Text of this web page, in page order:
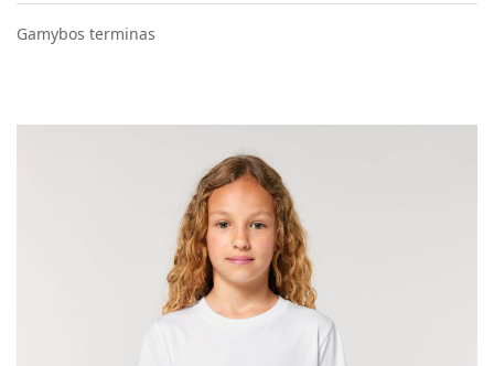
Gamybos terminas